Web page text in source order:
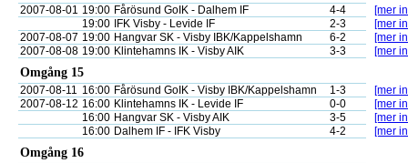
2007-08-01 19:00 Fårösund GoIK - Dalhem IF 4-4
[mer
19:00
IFK Visby - Levide IF 2-3
[mer
2007-08-07 19:00 Hangvar SK - Visby IBK/Kappelshamn 6-2
[mer
2007-08-08 19:00 Klintehamns IK - Visby AIK 3-3 [mer
Omgång 15
2007-08-11 16:00 Fårösund GoIK - Visby IBK/Kappelshamn 1-3
[mer
2007-08-12 16:00 Klintehamns IK - Levide IF 0-0
[mer
16:00 Hangvar SK - Visby AIK 3-5
[mer
16:00 Dalhem IF - IFK Visby 4-2 [mer
Omgång 16